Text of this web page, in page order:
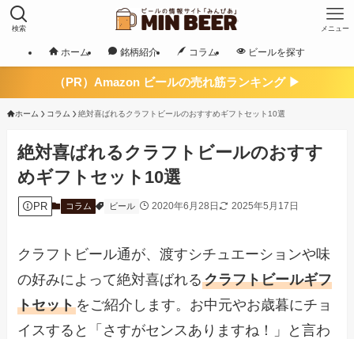
検索 メニュー
ホーム 銘柄紹介 コラム ビールを探す
（PR）Amazon ビールの売れ筋ランキング ▶
ホーム コラム 絶対喜ばれるクラフトビールのおすすめギフトセット10選
絶対喜ばれるクラフトビールのおすす
めギフトセット10選
PR コラム ビール 2020年6月28日 2025年5月17日
クラフトビール通が、渡すシチュエーションや味
の好みによって絶対喜ばれるクラフトビールギフ
トセットをご紹介します。お中元やお歳暮にチョ
イスすると「さすがセンスありますね！」と言わ